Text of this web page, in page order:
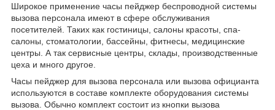
Широкое применение часы пейджер беспроводной системы
вызова персонала имеют в сфере обслуживания
посетителей. Таких как гостиницы, салоны красоты, спа-
салоны, стоматологии, бассейны, фитнесы, медицинские
центры. А так сервисные центры, склады, производственные
цеха и много другое.
Часы пейджер для вызова персонала или вызова официанта
используются в составе комплекте оборудования системы
вызова. Обычно комплект состоит из кнопки вызова